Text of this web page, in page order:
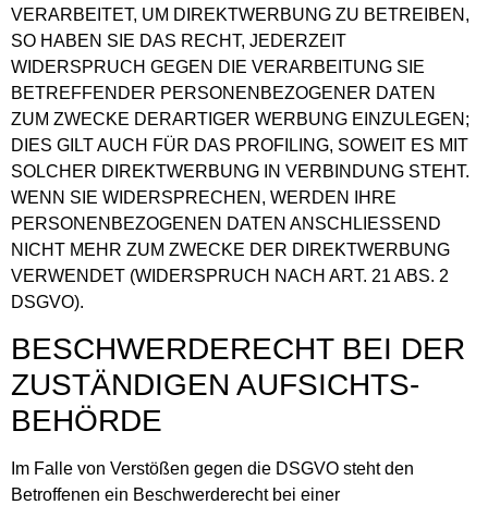
VERARBEITET, UM DIREKTWERBUNG ZU BETREIBEN,
SO HABEN SIE DAS RECHT, JEDERZEIT
WIDERSPRUCH GEGEN DIE VERARBEITUNG SIE
BETREFFENDER PERSONENBEZOGENER DATEN
ZUM ZWECKE DERARTIGER WERBUNG EINZULEGEN;
DIES GILT AUCH FÜR DAS PROFILING, SOWEIT ES MIT
SOLCHER DIREKTWERBUNG IN VERBINDUNG STEHT.
WENN SIE WIDERSPRECHEN, WERDEN IHRE
PERSONENBEZOGENEN DATEN ANSCHLIESSEND
NICHT MEHR ZUM ZWECKE DER DIREKTWERBUNG
VERWENDET (WIDERSPRUCH NACH ART. 21 ABS. 2
DSGVO).
BESCHWERDE­RECHT BEI DER
ZUSTÄNDIGEN AUFSICHTS­
BEHÖRDE
Im Falle von Verstößen gegen die DSGVO steht den
Betroffenen ein Beschwerderecht bei einer